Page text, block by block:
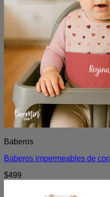
Baberos
Baberos impermeables de
$499